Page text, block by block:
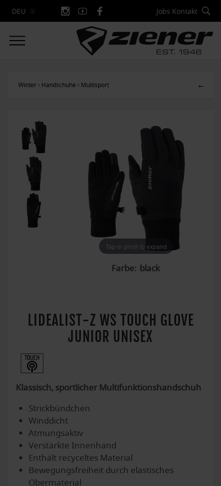
DEU Jobs Kontakt
Winter Handschuhe Multisport ←
Tap or pinch to expand
Farbe:
Tap or pinch to expand
Tap or pinch to expand
LIDEALIST-Z WS TOUCH GLOVE
JUNIOR UNISEX
Klassisch, sportlicher Multifunktionshandschuh
Strickbündchen
Winddicht
Atmungsaktiv
Verstärkte Innenhand
Enthält recyceltes Material
Bewegungsfreiheit durch elastisches
Obermaterial